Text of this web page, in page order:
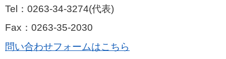
Tel：0263-34-3274 代表
Fax：0263-35-2030
問い合わせフォームはこちら